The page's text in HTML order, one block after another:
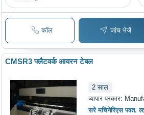
कॉल जांच भेजें
CMSR3 फ्लैटवर्क आयरन टेबल
2 साल
व्यापार प्रकार:
सरे मचिनेरिएस पवत.